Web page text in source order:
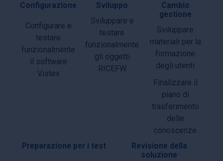
Configurazione
Configurare e
testare
funzionalmente
il software
Vistex
Sviluppo
Sviluppare e
testare
funzionalmente
gli oggetti
RICEFW
Cambio
gestione
Sviluppare
materiali per la
formazione
degli utenti
Finalizzare il
piano di
trasferimento
delle
conoscenze
Preparazione per i test
Revisione della
soluzione